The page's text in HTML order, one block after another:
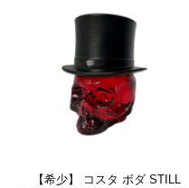
【希少】 コスタ ボダ STILL